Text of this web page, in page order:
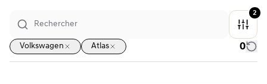
2
Volkswagen Atlas 0